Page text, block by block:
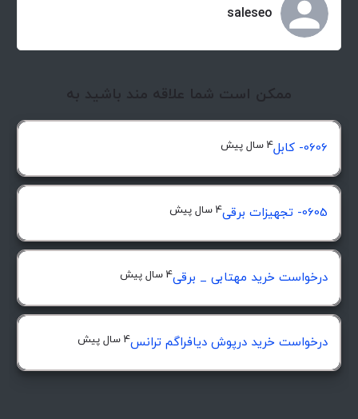
saleseo
ممکن است شما علاقه مند باشید به
0606- کابل 4 سال پیش
0605- تجهیزات برقی 4 سال پیش
درخواست خرید مهتابی _ برقی4 سال پیش
درخواست خرید درپوش ديافراگم ترانس4 سال پیش